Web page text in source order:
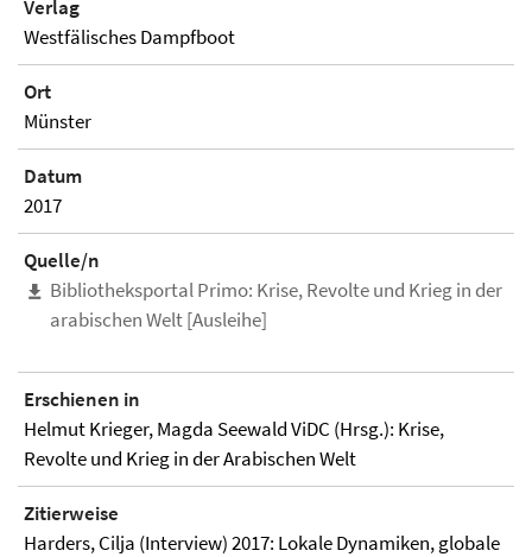
Verlag
Westfälisches Dampfboot
Ort
Münster
Datum
2017
Quelle/n
Bibliotheksportal Primo: Krise, Revolte und Krieg in der
arabischen Welt [Ausleihe]
Erschienen in
Helmut Krieger, Magda Seewald ViDC (Hrsg.): Krise,
Revolte und Krieg in der Arabischen Welt
Zitierweise
Harders, Cilja (Interview) 2017: Lokale Dynamiken, globale